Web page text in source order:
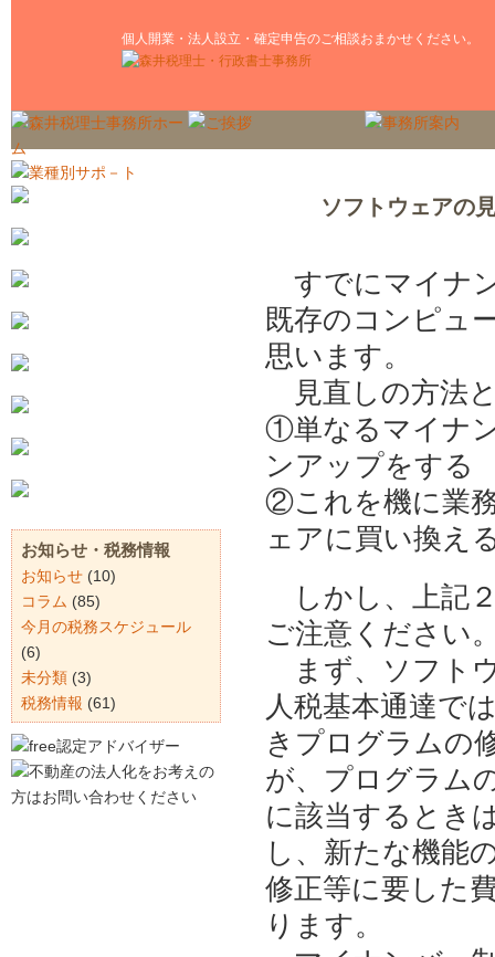
個人開業・法人設立・確定申告のご相談おまかせください。
ソフトウェアの
すでにマイナ
既存のコンピュ
思います。
見直しの方法
①単なるマイナ
ンアップをする
②これを機に業
ェアに買い換え
しかし、上記
ご注意ください
まず、ソフト
人税基本通達で
きプログラムの
が、プログラム
に該当するとき
し、新たな機能
修正等に要した
ります。
お知らせ・税務情報
お知らせ (10)
コラム (85)
今月の税務スケジュール
(6)
未分類 (3)
税務情報 (61)